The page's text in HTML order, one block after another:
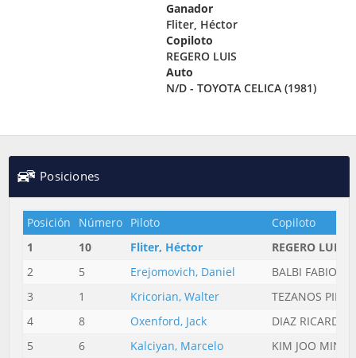
Ganador
Fliter, Héctor
Copiloto
REGERO LUIS
Auto
N/D - TOYOTA CELICA (1981)
Posiciones
Posición Número Piloto
Copiloto
1
10 Fliter, Héctor
REGERO LUIS
2
5 Erejomovich, Daniel
BALBI FABIO
3
1 Kricorian, Walter
TEZANOS
4
8 Oxenford, Jack
DIAZ RICARDO
5
6 Kalciyan, Marcelo
KIM JOO MIN